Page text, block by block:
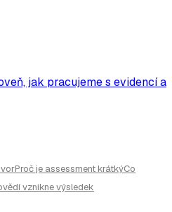
jak pracujeme s evidencí a
Proč je assessment krátkýCo
vznikne výsledek